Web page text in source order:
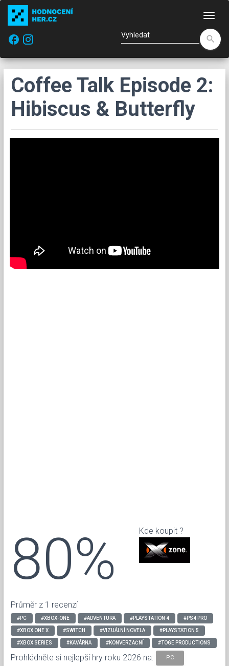
facebook
search
Coffee Talk Episode 2:
Hibiscus & Butterfly
80%
Průměr z 1 recenzí
Kde koupit ?
#PC #XBOX-ONE #ADVENTURA #PLAYSTATION 4 #PS4 PRO
#XBOX ONE X #SWITCH #VIZUÁLNÍ NOVELA #PLAYSTATION 5
#XBOX SERIES #KAVÁRNA #KONVERZAČNÍ #TOGE PRODUCTIONS
Prohlédněte si nejlepší hry roku 2026 na: PC